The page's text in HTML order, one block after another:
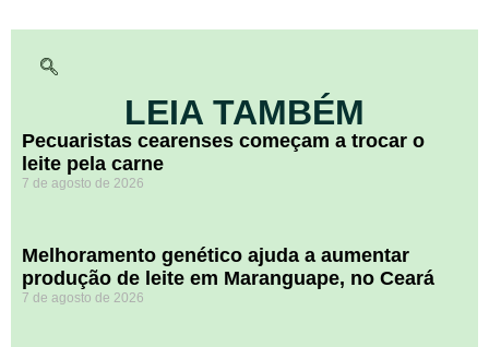
LEIA TAMBÉM
Pecuaristas cearenses começam a trocar o
leite pela carne
7 de agosto de 2026
Melhoramento genético ajuda a aumentar
produção de leite em Maranguape, no Ceará
7 de agosto de 2026